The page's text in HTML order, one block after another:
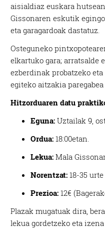
aisialdiaz euskara
Gissonaren eskutik
eta garagardoak dastatuz.
Osteguneko
elkartuko gara; arratsalde
ezberdinak probatzeko
egiteko aitzakia
Hitzorduaren datu
Eguna: Uztailak 9,
Ordua: 18:00etan.
Lekua: Mala
Norentzat: 18-35
Prezioa: 12€
Plazak mugatuak dira,
lekua gordetzeko eta